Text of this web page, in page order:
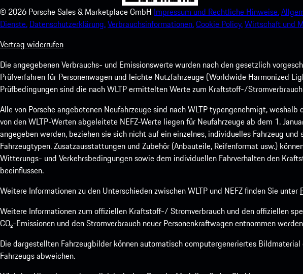
© 2026 Porsche Sales & Marketplace GmbH Impressum und Rechtliche Hinweise.
Dienste. Datenschutzerklärung.Verbrauchsinformationen.Cookie Policy.Wirtschaft und
Vertrag widerrufen
Die angegebenen Verbrauchs- und Emissionswerte wurden nach den gesetzlich
Prüfverfahren für Personenwagen und leichte Nutzfahrzeuge (Worldwide Harmonized
Prüfbedingungen sind die nach WLTP ermittelten Werte zum Kraftstoff-/
Alle von Porsche angebotenen Neufahrzeuge sind nach WLTP typengenehmigt,
von den WLTP-Werten abgeleitete NEFZ-Werte liegen für Neufahrzeuge ab dem 1.
angegeben werden, beziehen sie sich nicht auf ein einzelnes, individuelles Fahrzeug
Fahrzeugtypen. Zusatzausstattungen und Zubehör (Anbauteile, Reifenformat usw.)
Witterungs- und Verkehrsbedingungen sowie dem individuellen Fahrverhalten den
beeinflussen.
Weitere Informationen zu den Unterschieden zwischen WLTP und NEFZ finden Sie unter
Weitere Informationen zum offiziellen Kraftstoff-/ Stromverbrauch und den offiziellen
CO₂-Emissionen und den Stromverbrauch neuer Personenkraftwagen entnommen
Die dargestellten Fahrzeugbilder können automatisch computergeneriertes
Fahrzeugs abweichen.